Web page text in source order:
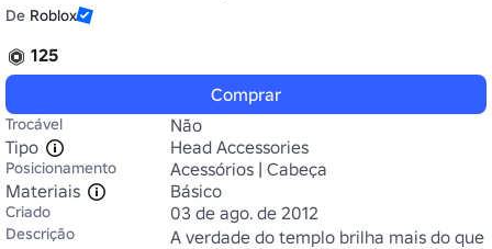
De Roblox
125
Comprar
Trocável
Não
Tipo
Head Accessories
Posicionamento
Acessórios | Cabeça
Materiais
Básico
Criado 03 de ago. de 2012
Descrição
A verdade do templo brilha mais do que